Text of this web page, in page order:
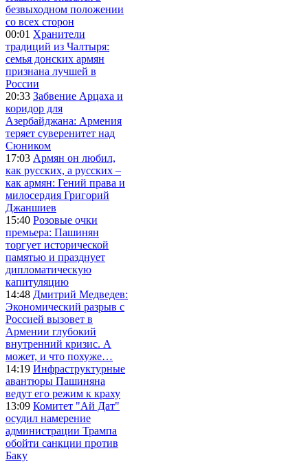
безвыходном положении
со всех сторон
00:01 Хранители
традиций из Чалтыря:
семья донских армян
признана лучшей в
России
20:33 Забвение Арцаха и
коридор для
Азербайджана: Армения
теряет суверенитет над
Сюником
17:03 Армян он любил,
как русских, а русских –
как армян: Гений права и
милосердия Григорий
Джаншиев
15:40 Розовые очки
премьера: Пашинян
торгует исторической
памятью и празднует
дипломатическую
капитуляцию
14:48 Дмитрий Медведев:
Экономический разрыв с
Россией вызовет в
Армении глубокий
внутренний кризис. А
может, и что похуже…
14:19 Инфраструктурные
авантюры Пашиняна
ведут его режим к краху
13:09 Комитет "Ай Дат"
осудил намерение
администрации Трампа
обойти санкции против
Баку